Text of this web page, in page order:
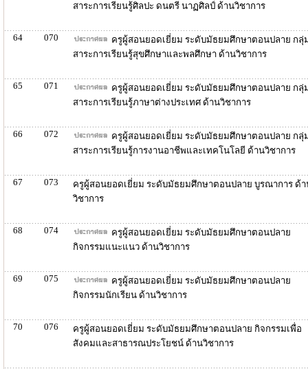
สาระการเรียนรู้ศิลปะ ดนตรี นาฏศิลป์ ด้านวิชาการ
64 070
ครูผู้สอนยอดเยี่ยม ระดับมัธยมศึกษาตอนปลาย กลุ่
สาระการเรียนรู้สุขศึกษาและพลศึกษา ด้านวิชาการ
65 071
ครูผู้สอนยอดเยี่ยม ระดับมัธยมศึกษาตอนปลาย กลุ่
สาระการเรียนรู้ภาษาต่างประเทศ ด้านวิชาการ
66 072
ครูผู้สอนยอดเยี่ยม ระดับมัธยมศึกษาตอนปลาย กลุ่
สาระการเรียนรู้การงานอาชีพและเทคโนโลยี ด้านวิชาการ
67 073
ครูผู้สอนยอดเยี่ยม ระดับมัธยมศึกษาตอนปลาย บูรณาการ ด้
วิชาการ
68 074
ครูผู้สอนยอดเยี่ยม ระดับมัธยมศึกษาตอนปลาย
กิจกรรมแนะแนว ด้านวิชาการ
69 075
ครูผู้สอนยอดเยี่ยม ระดับมัธยมศึกษาตอนปลาย
กิจกรรมนักเรียน ด้านวิชาการ
70 076
ครูผู้สอนยอดเยี่ยม ระดับมัธยมศึกษาตอนปลาย กิจกรรมเพื่อ
สังคมและสาธารณประโยชน์ ด้านวิชาการ